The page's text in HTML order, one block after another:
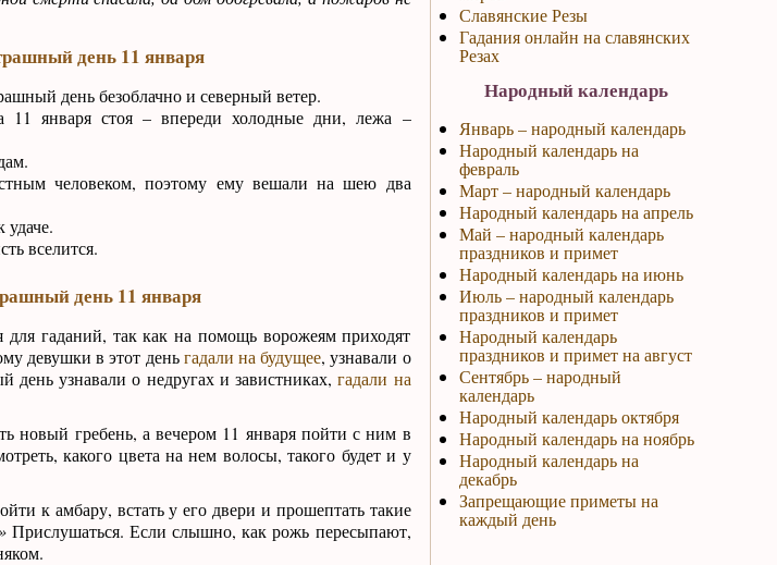
день 11 января
день безоблачно и северный ветер.
11 января стоя – впереди холодные дни, лежа –
человеком, поэтому ему вешали на шею два
вселится.
день 11 января
гаданий, так как на помощь ворожеям приходят
девушки в этот деньгадали на будущее, узнавали о
день узнавали о недругах и завистниках,гадали на
новый гребень, а вечером 11 января пойти с ним в
какого цвета на нем волосы, такого будет и у
к амбару, встать у его двери и прошептать такие
Прислушаться. Если слышно, как рожь пересыпают,
Славянские Резы
Гадания онлайн на славянских
Резах
Народный календарь
Январь – народный календарь
Народный календарь на
февраль
Март – народный календарь
Народный календарь на апрель
Май – народный календарь
праздников и примет
Народный календарь на июнь
Июль – народный календарь
праздников и примет
Народный календарь
праздников и примет на август
Сентябрь – народный
календарь
Народный календарь октября
Народный календарь на ноябрь
Народный календарь на
декабрь
Запрещающие приметы на
каждый день